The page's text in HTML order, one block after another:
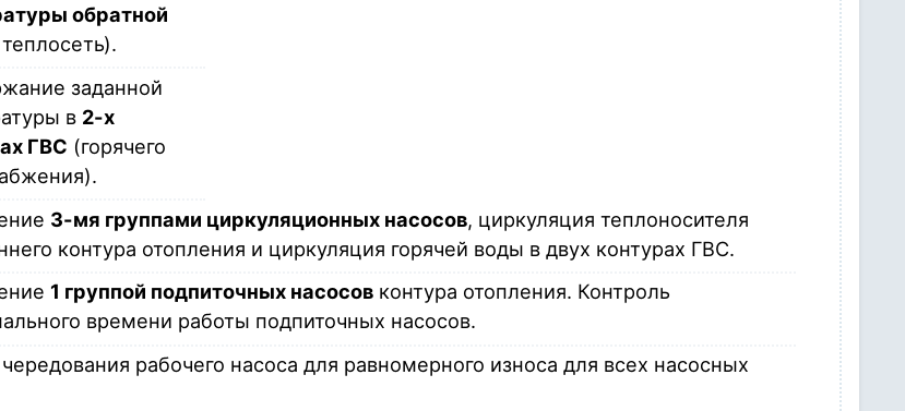
обратной
заданной
в 2-х
ГВС (горячего
3-мя группами циркуляционных насосов, циркуляция теплоносителя
контура отопления и циркуляция горячей воды в двух контурах ГВС.
1 группой подпиточных насосовконтура отопления. Контроль
времени работы подпиточных насосов.
рабочего насоса для равномерного износа для всех насосных